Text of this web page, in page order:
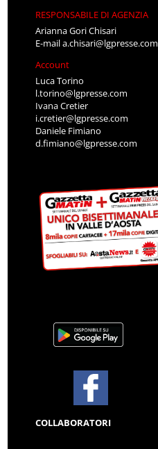
RESPONSABILE DI AGENZIA
Arianna Gori Chisari
E-maila.chisari@lgpresse.com
Account
Luca Torino
l.torino@lgpresse.com
Ivana Cretier
i.cretier@lgpresse.com
Daniele Fimiano
d.fimiano@lgpresse.com
COLLABORATORI